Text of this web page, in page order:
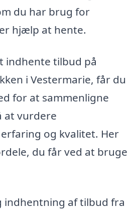
du har brug for
hjælp at hente.
indhente tilbud på
i Vestermarie, får du
for at sammenligne
at vurdere
og kvalitet. Her
du får ved at bruge
indhentning af tilbud fra